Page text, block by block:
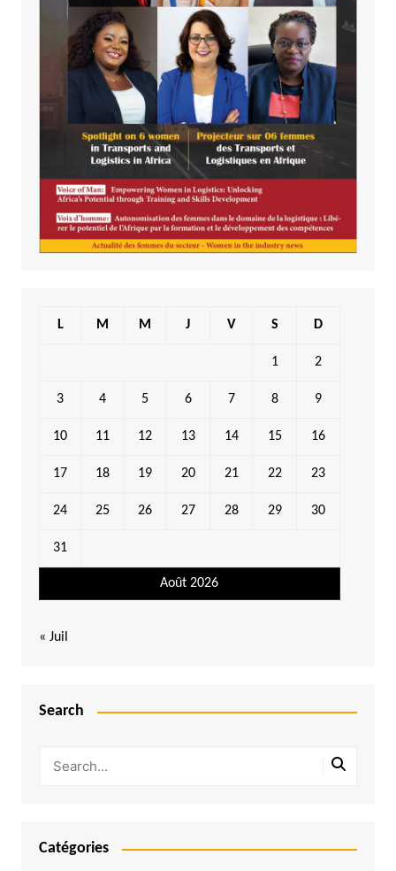
Août 2026
L M M J V S D
1 2
3 4 5 6 7 8 9
10 11 12 13 14 15 16
17 18 19 20 21 22 23
24 25 26 27 28 29 30
31
« Juil
Search
Catégories